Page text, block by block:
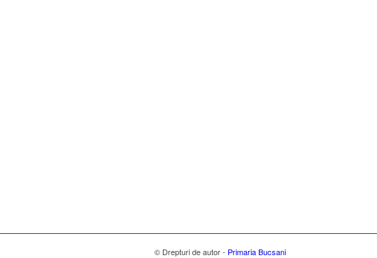
© Drepturi de autor - Primaria Bucsani